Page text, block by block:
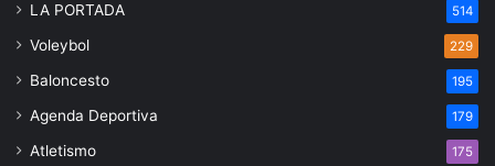
LA PORTADA 514
Voleybol 229
Baloncesto 195
Agenda Deportiva 179
Atletismo 175